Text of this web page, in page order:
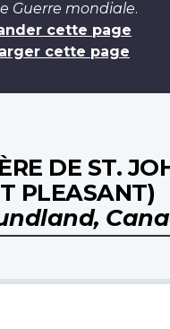
Guerre mondiale.
cette page
cette page
DE ST.
PLEASANT)